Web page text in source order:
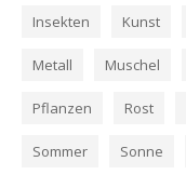
Insekten Kunst
Metall Muschel
Pflanzen Rost
Sommer Sonne